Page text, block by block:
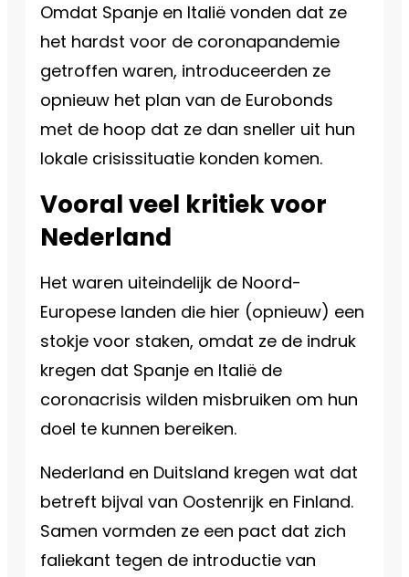
Omdat Spanje en Italië vonden dat ze
het hardst voor de coronapandemie
getroffen waren, introduceerden ze
opnieuw het plan van de Eurobonds
met de hoop dat ze dan sneller uit hun
lokale crisissituatie konden komen.
Vooral veel kritiek voor
Nederland
Het waren uiteindelijk de Noord-
Europese landen die hier (opnieuw) een
stokje voor staken, omdat ze de indruk
kregen dat Spanje en Italië de
coronacrisis wilden misbruiken om hun
doel te kunnen bereiken.
Nederland en Duitsland kregen wat dat
betreft bijval van Oostenrijk en Finland.
Samen vormden ze een pact dat zich
faliekant tegen de introductie van